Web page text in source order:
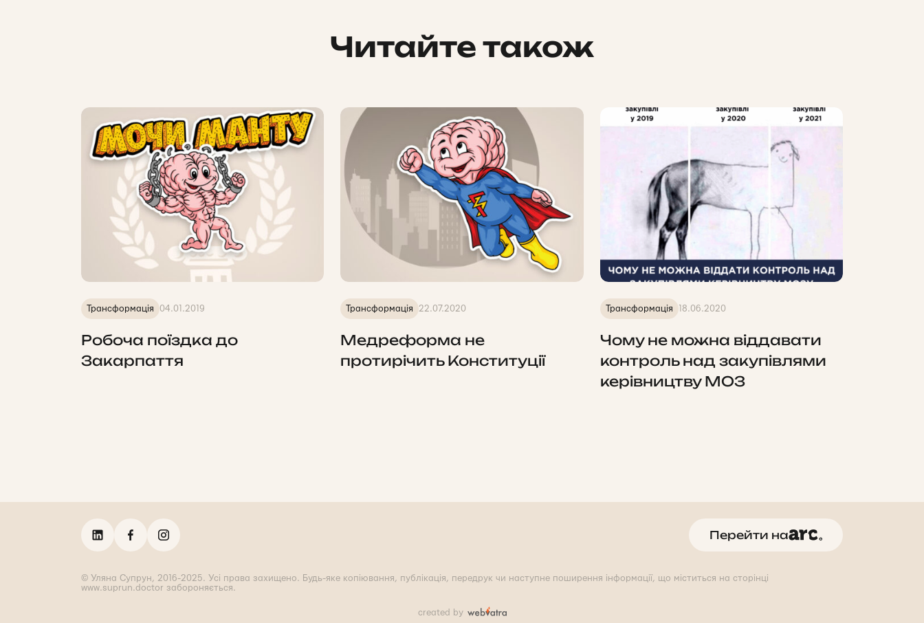
Читайте також
Трансформація 04.01.2019
Робоча поїздка до
Закарпаття
Трансформація 22.07.2020
Медреформа не
протирічить Конституції
Трансформація 18.06.2020
Чому не можна віддавати
контроль над закупівлями
керівництву МОЗ
Перейти на
© Уляна Супрун, 2016-2025. Усі права захищено. Будь-яке копіювання, публікація, передрук чи наступне поширення інформації, що міститься на сторінці
www.suprun.doctor забороняється.
created by